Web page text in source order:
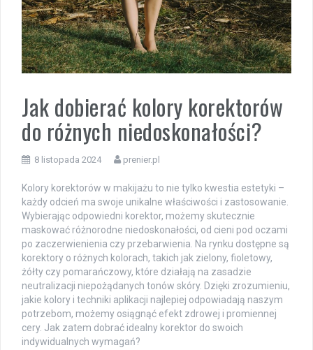
Jak dobierać kolory korektorów
do różnych niedoskonałości?
8 listopada 2024 prenier.pl
Kolory korektorów w makijażu to nie tylko kwestia estetyki –
każdy odcień ma swoje unikalne właściwości i zastosowanie.
Wybierając odpowiedni korektor, możemy skutecznie
maskować różnorodne niedoskonałości, od cieni pod oczami
po zaczerwienienia czy przebarwienia. Na rynku dostępne są
korektory o różnych kolorach, takich jak zielony, fioletowy,
żółty czy pomarańczowy, które działają na zasadzie
neutralizacji niepożądanych tonów skóry. Dzięki zrozumieniu,
jakie kolory i techniki aplikacji najlepiej odpowiadają naszym
potrzebom, możemy osiągnąć efekt zdrowej i promiennej
cery. Jak zatem dobrać idealny korektor do swoich
indywidualnych wymagań?